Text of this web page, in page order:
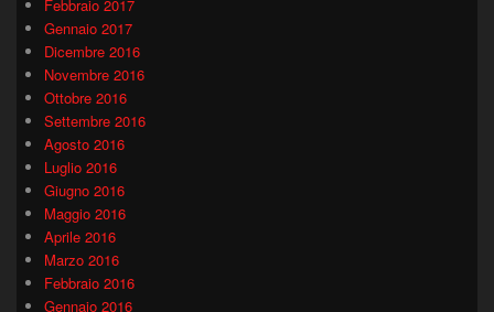
Febbraio 2017
Gennaio 2017
Dicembre 2016
Novembre 2016
Ottobre 2016
Settembre 2016
Agosto 2016
Luglio 2016
Giugno 2016
Maggio 2016
Aprile 2016
Marzo 2016
Febbraio 2016
Gennaio 2016